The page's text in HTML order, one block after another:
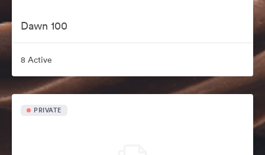
Dawn 100
8 Active
PRIVATE